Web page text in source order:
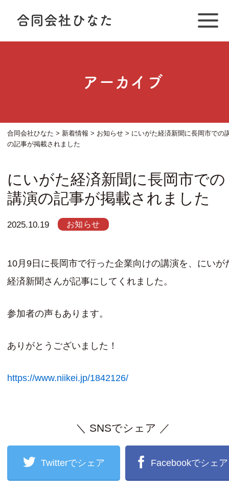
合同会社ひなた
アーカイブ
合同会社ひなた > 新着情報 > お知らせ > にいがた経済新聞に長岡市での
の記事が掲載されました
にいがた経済新聞に長岡市での
講演の記事が掲載されました
2025.10.19 お知らせ
10月9日に長岡市で行った企業向けの講演を、にいが
経済新聞さんが記事にしてくれました。
参加者の声もあります。
ありがとうございました！
https://www.niikei.jp/1842126/
＼ SNSでシェア ／
Twitterでシェア Facebookでシェア